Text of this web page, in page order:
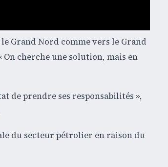
Grand Nord comme vers le Grand
cherche une solution, mais en
de prendre ses responsabilités »,
du secteur pétrolier en raison du